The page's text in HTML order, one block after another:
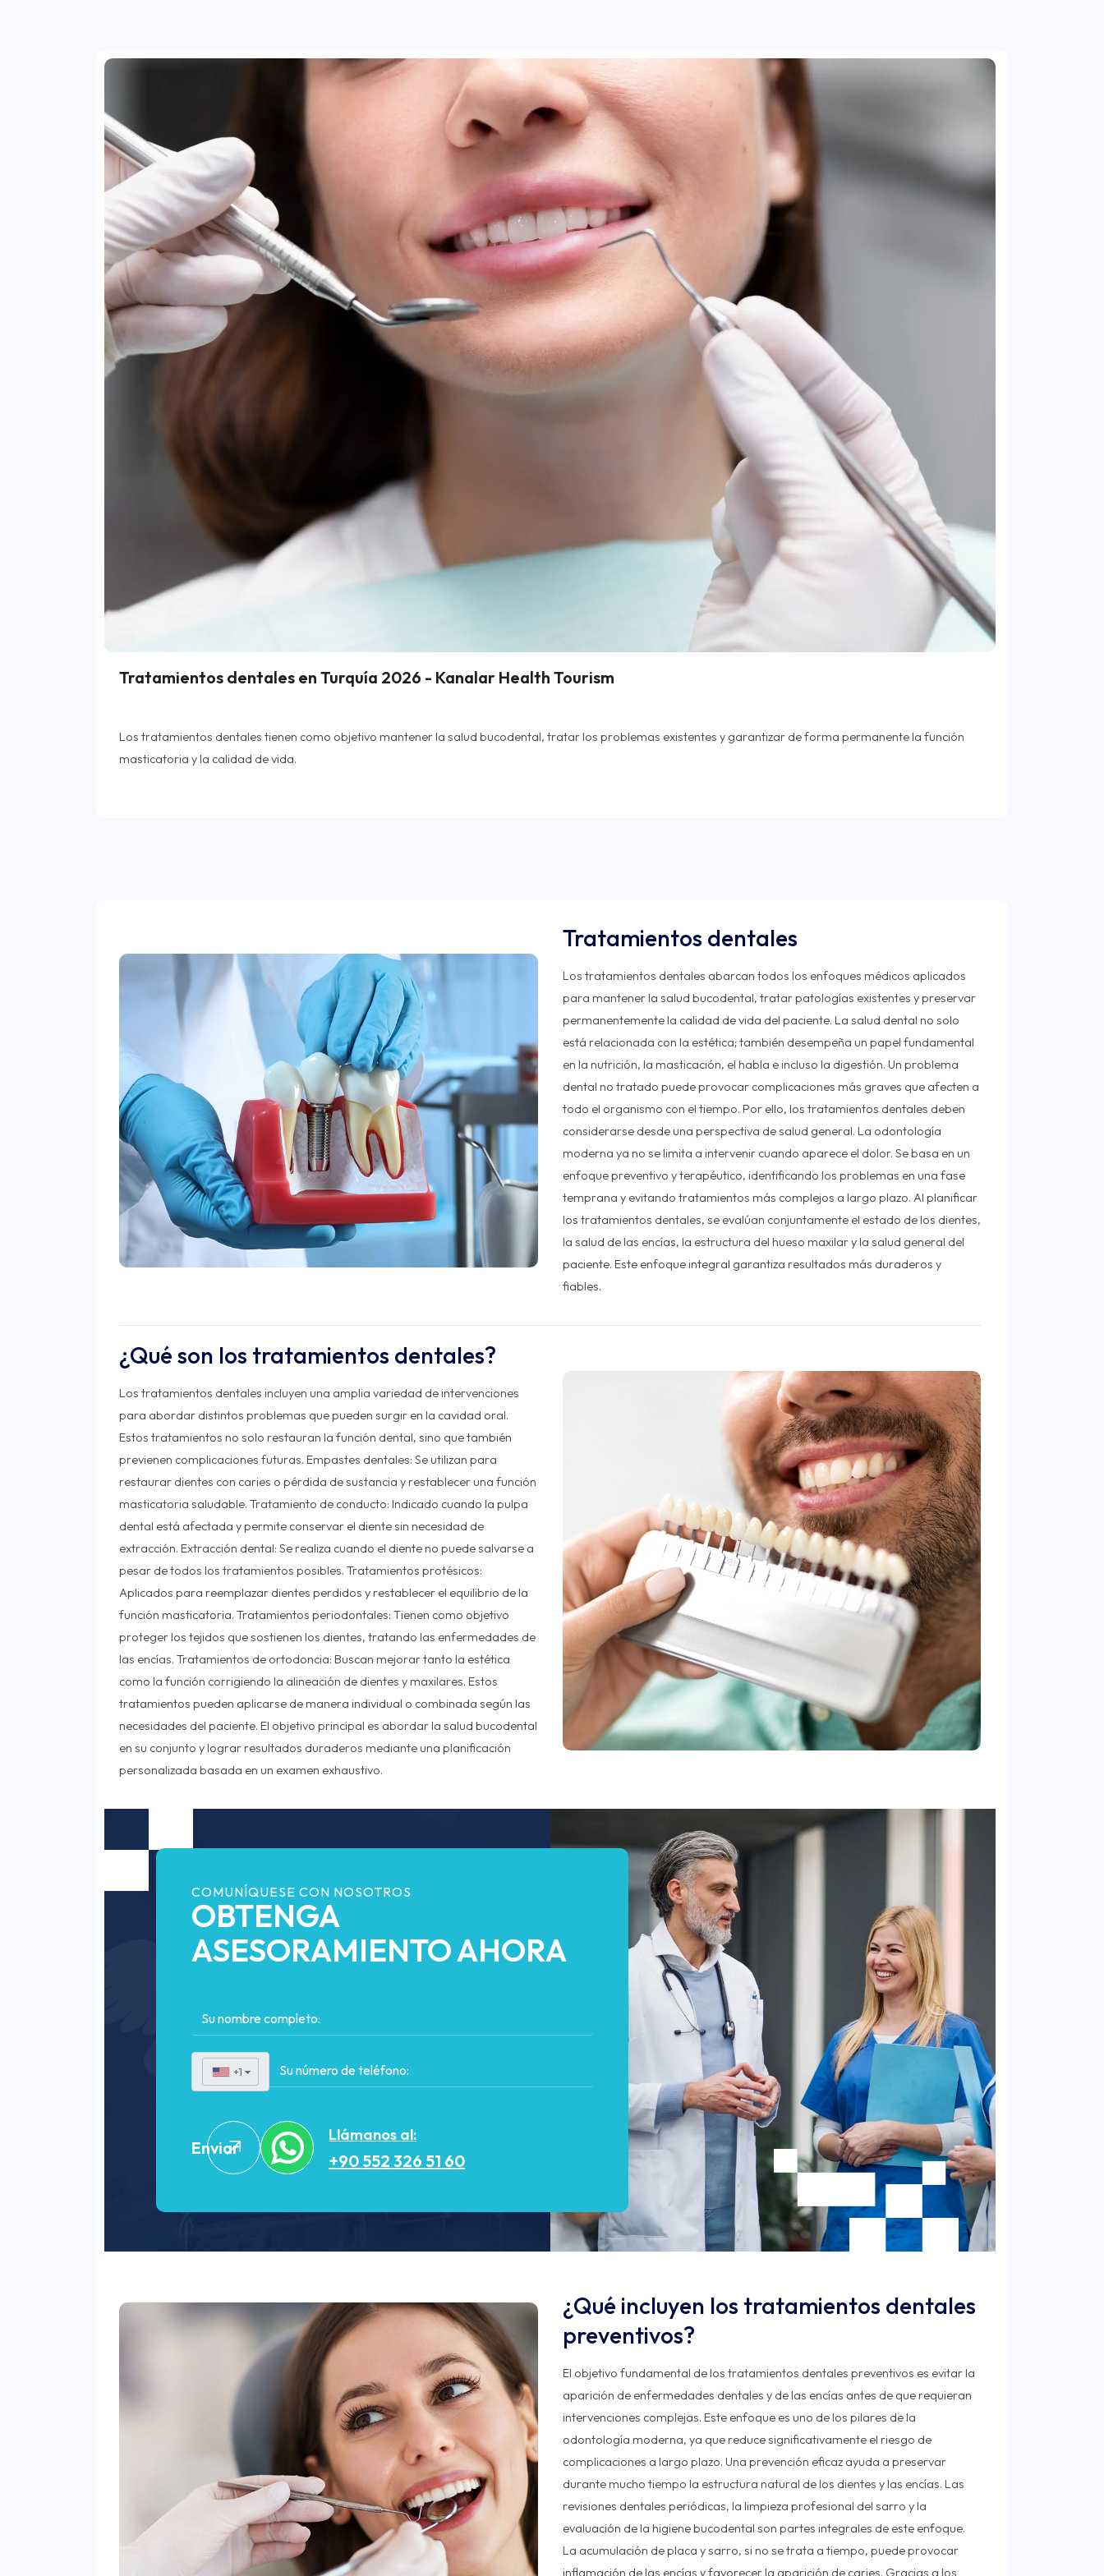
Tratamientos dentales en Turquía 2026 - Kanalar Health Tourism
Los tratamientos dentales tienen como objetivo mantener la salud bucodental, tratar los problemas existentes y garantizar de forma permanente la función
Tratamientos dentales
Los tratamientos dentales abarcan todos los enfoques médicos aplicados
para mantener la salud bucodental, tratar patologías existentes y preservar
permanentemente la calidad de vida del paciente. La salud dental no solo
está relacionada con la estética; también desempeña un papel fundamental
en la nutrición, la masticación, el habla e incluso la digestión. Un problema
dental no tratado puede provocar complicaciones más graves que afecten a
todo el organismo con el tiempo. Por ello, los tratamientos dentales deben
considerarse desde una perspectiva de salud general. La odontología
moderna ya no se limita a intervenir cuando aparece el dolor. Se basa en un
enfoque preventivo y terapéutico, identificando los problemas en una fase
temprana y evitando tratamientos más complejos a largo plazo. Al planificar
los tratamientos dentales, se evalúan conjuntamente el estado de los dientes,
la salud de las encías, la estructura del hueso maxilar y la salud general del
paciente. Este enfoque integral garantiza resultados más duraderos y
fiables.
¿Qué son los tratamientos dentales?
Los tratamientos dentales incluyen una amplia variedad de intervenciones
para abordar distintos problemas que pueden surgir en la cavidad oral.
Estos tratamientos no solo restauran la función dental, sino que también
previenen complicaciones futuras. Empastes dentales: Se utilizan para
restaurar dientes con caries o pérdida de sustancia y restablecer una función
masticatoria saludable. Tratamiento de conducto: Indicado cuando la pulpa
dental está afectada y permite conservar el diente sin necesidad de
extracción. Extracción dental: Se realiza cuando el diente no puede salvarse a
pesar de todos los tratamientos posibles. Tratamientos protésicos:
Aplicados para reemplazar dientes perdidos y restablecer el equilibrio de la
función masticatoria. Tratamientos periodontales: Tienen como objetivo
proteger los tejidos que sostienen los dientes, tratando las enfermedades de
las encías. Tratamientos de ortodoncia: Buscan mejorar tanto la estética
como la función corrigiendo la alineación de dientes y maxilares. Estos
tratamientos pueden aplicarse de manera individual o combinada según las
necesidades del paciente. El objetivo principal es abordar la salud bucodental
en su conjunto y lograr resultados duraderos mediante una planificación
personalizada basada en un examen exhaustivo.
COMUNÍQUESE CON NOSOTROS
OBTENGA
ASESORAMIENTO AHORA
+1 ▼
Enviar
Llámanos al:
+90 552 326 51 60
¿Qué incluyen los tratamientos dentales
preventivos?
El objetivo fundamental de los tratamientos dentales preventivos es evitar la
aparición de enfermedades dentales y de las encías antes de que requieran
intervenciones complejas. Este enfoque es uno de los pilares de la
odontología moderna, ya que reduce significativamente el riesgo de
complicaciones a largo plazo. Una prevención eficaz ayuda a preservar
durante mucho tiempo la estructura natural de los dientes y las encías. Las
revisiones dentales periódicas, la limpieza profesional del sarro y la
evaluación de la higiene bucodental son partes integrales de este enfoque.
La acumulación de placa y sarro, si no se trata a tiempo, puede provocar
inflamación de las encías y favorecer la aparición de caries. Gracias a los